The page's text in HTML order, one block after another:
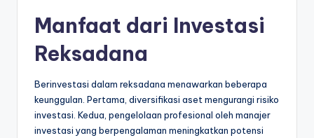
Manfaat dari Investasi
Reksadana
Berinvestasi dalam reksadana menawarkan beberapa
keunggulan. Pertama, diversifikasi aset mengurangi risiko
investasi. Kedua, pengelolaan profesional oleh manajer
investasi yang berpengalaman meningkatkan potensi